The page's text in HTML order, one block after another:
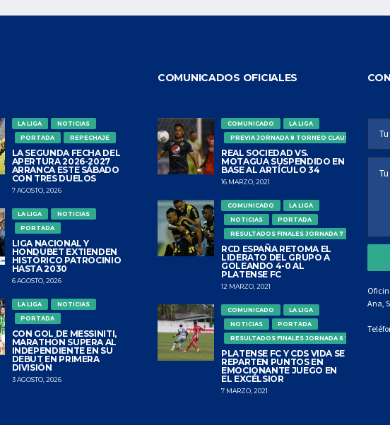
LA LIGA
NOTICIAS
PORTADA
REPECHAJE
LA SEGUNDA FECHA DEL
APERTURA 2026-2027
ARRANCA ESTE SÁBADO
CON TRES DUELOS
7 AGOSTO, 2026
LA LIGA
NOTICIAS
PORTADA
LIGA NACIONAL Y
HONDUBET EXTIENDEN
HISTÓRICO PATROCINIO
HASTA 2030
6 AGOSTO, 2026
LA LIGA
NOTICIAS
PORTADA
CON GOL DE MESSINITI,
MARATHÓN SUPERA AL
INDEPENDIENTE EN SU
DEBUT EN PRIMERA
DIVISIÓN
3 AGOSTO, 2026
COMUNICADOS OFICIALES
COMUNICADO
LA LIGA
PREVIA JORNADA 8 TORNEO CLAUSURA
REAL SOCIEDAD VS.
MOTAGUA SUSPENDIDO EN
BASE AL ARTÍCULO 34
16 MARZO, 2021
COMUNICADO
LA LIGA
NOTICIAS
PORTADA
RESULTADOS FINALES JORNADA 7 TORNEO
RCD ESPAÑA RETOMA EL
LIDERATO DEL GRUPO A
GOLEANDO 4-0 AL
PLATENSE FC
12 MARZO, 2021
COMUNICADO
LA LIGA
NOTICIAS
PORTADA
RESULTADOS FINALES JORNADA 6 TORNEO
PLATENSE FC Y CDS VIDA SE
REPARTEN PUNTOS EN
EMOCIONANTE JUEGO EN
EL EXCÉLSIOR
7 MARZO, 2021
Ana,